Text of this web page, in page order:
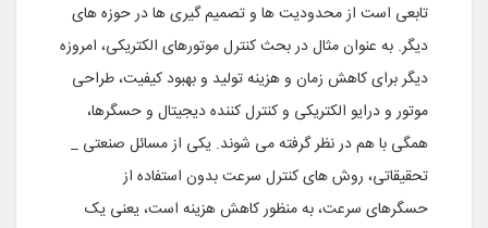
تابعى است از محدودیت ها و تصمیم گیرى ها در حوزه هاى
دیگر. به عنوان مثال در بحث کنترل موتورهاى الکتریکى، امروزه
دیگر براى کاهش زمان و هزینه تولید و بهبود کیفیت، طراحى
موتور و درایو الکتریکى و کنترل کننده دیجیتال و حسگرها،
همگى با هم در نظر گرفته مى شوند. یکى از مسائل صنعتى _
تحقیقاتى، روش هاى کنترل سرعت بدون استفاده از
حسگرهاى سرعت، به منظور کاهش هزینه است، یعنى یک